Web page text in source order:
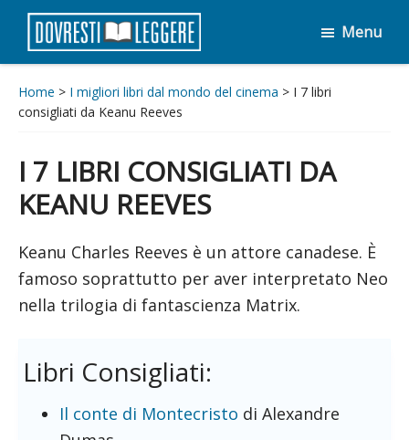
Passa
contenuto
principale
Passa
piè
pagina
Dovresti
Menu
Home > I migliori libri dal mondo del cinema > I 7 libri
consigliati da Keanu Reeves
I 7 LIBRI CONSIGLIATI DA
KEANU REEVES
Keanu Charles Reeves è un attore canadese. È
famoso soprattutto per aver interpretato Neo
nella trilogia di fantascienza Matrix.
Libri Consigliati:
Il conte di Montecristo di Alexandre